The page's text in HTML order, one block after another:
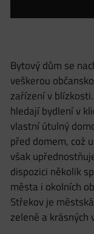
Bytový dům se
veškerou
zařízení v
hledají bydlení v
vlastní útulný
před domem, což
však
dispozici několik
města i okolních
Střekov je
zeleně a krásných